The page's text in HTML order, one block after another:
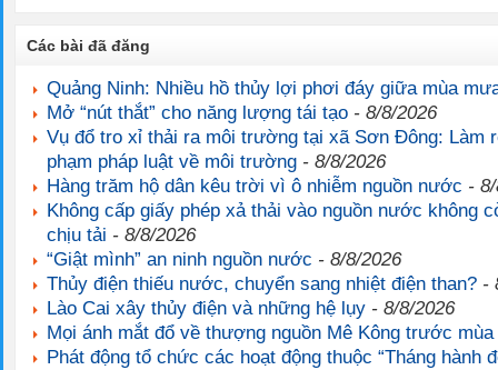
Các bài đã đăng
Quảng Ninh: Nhiều hồ thủy lợi phơi đáy giữa mùa
Mở “nút thắt” cho năng lượng tái tạo - 8/8/2026
Vụ đổ tro xỉ thải ra môi trường tại xã Sơn Đông: Làm
phạm pháp luật về môi trường - 8/8/2026
Hàng trăm hộ dân kêu trời vì ô nhiễm nguồn nước -
Không cấp giấy phép xả thải vào nguồn nước không
chịu tải - 8/8/2026
“Giật mình” an ninh nguồn nước - 8/8/2026
Thủy điện thiếu nước, chuyển sang nhiệt điện than? -
Lào Cai xây thủy điện và những hệ lụy - 8/8/2026
Mọi ánh mắt đổ về thượng nguồn Mê Kông trước
Phát động tổ chức các hoạt động thuộc “Tháng hành